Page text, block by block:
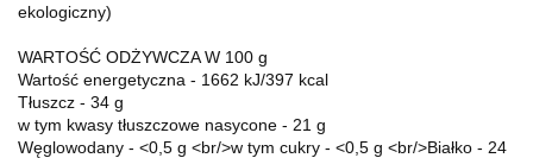
ekologiczny)
WARTOŚĆ ODŻYWCZA W 100 g
Wartość energetyczna - 1662 kJ/397 kcal
Tłuszcz - 34 g
w tym kwasy tłuszczowe nasycone - 21 g
Węglowodany - <0,5 g <br/>w tym cukry - <0,5 g <br/>Białko - 24